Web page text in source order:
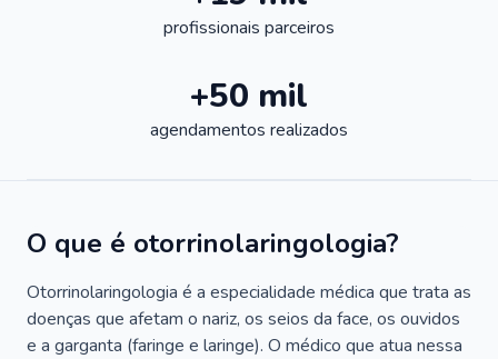
profissionais parceiros
+50 mil
agendamentos realizados
O que é otorrinolaringologia?
Otorrinolaringologia é a especialidade médica que trata as
doenças que afetam o nariz, os seios da face, os ouvidos
e a garganta (faringe e laringe). O médico que atua nessa